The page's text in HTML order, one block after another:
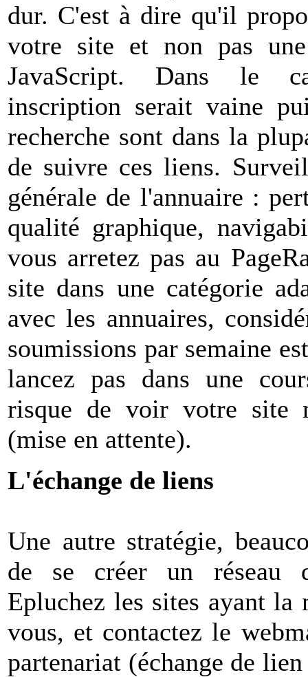
dur. C'est à dire qu'il
votre site et non pas
JavaScript. Dans le
inscription serait vaine
recherche sont dans la
de suivre ces liens.
générale de l'annuaire :
qualité graphique,
vous arretez pas au
site dans une catégorie
avec les annuaires,
soumissions par semaine
lancez pas dans une
risque de voir votre site
(mise en attente).
L'échange de liens
Une autre stratégie,
de se créer un réseau
Epluchez les sites ayant la
vous, et contactez le
partenariat (échange de